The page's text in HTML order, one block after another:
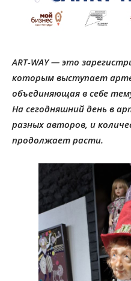
ART-WAY — это
которым выступает
объединяющая в себе
На сегодняшний день в
разных авторов, и
продолжает расти.